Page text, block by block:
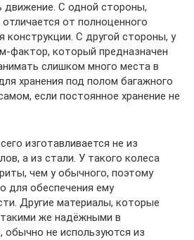
движение. С одной стороны,
от полноценного
конструкции. С другой стороны, у
фактор, который предназначен
слишком много места в
хранения под полом багажного
если постоянное хранение не
изготавливается не из
а из стали. У такого колеса
чем у обычного, поэтому
для обеспечения ему
Другие материалы, которые
же надёжными в
не используются из